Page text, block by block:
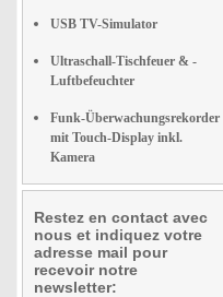
USB TV-Simulator
Ultraschall-Tischfeuer & -
Luftbefeuchter
Funk-Überwachungsrekorder
mit Touch-Display inkl.
Kamera
Restez en contact avec
nous et indiquez votre
adresse mail pour
recevoir notre
newsletter: